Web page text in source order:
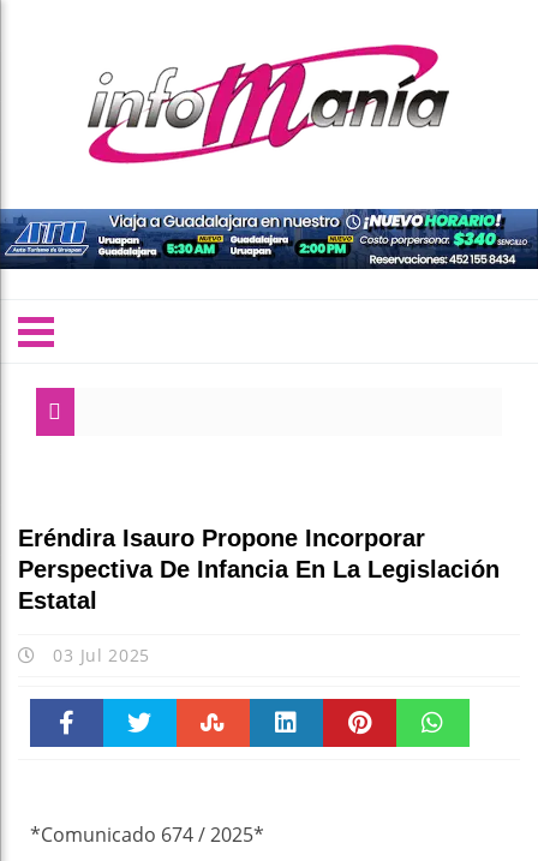
Eréndira Isauro Propone Incorporar
Perspectiva De Infancia En La Legislación
Estatal
03 Jul 2025
*Comunicado 674 / 2025*